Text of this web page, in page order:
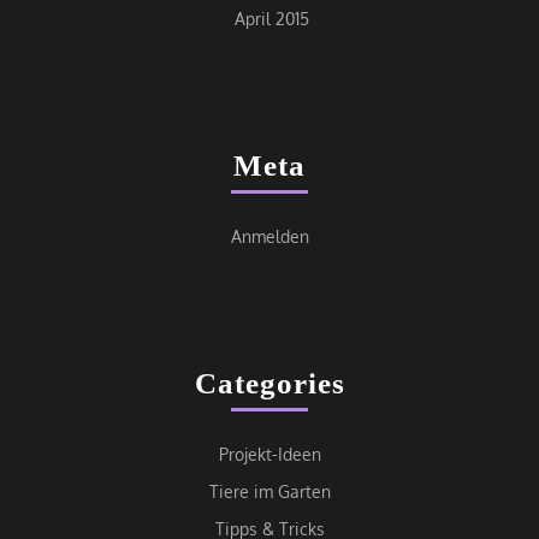
April 2015
Meta
Anmelden
Categories
Projekt-Ideen
Tiere im Garten
Tipps & Tricks